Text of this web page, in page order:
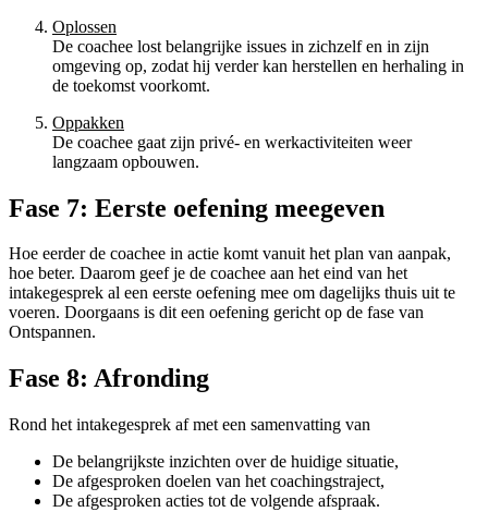
Oplossen
De coachee lost belangrijke issues in zichzelf en in zijn
omgeving op, zodat hij verder kan herstellen en herhaling in
de toekomst voorkomt.
Oppakken
De coachee gaat zijn privé- en werkactiviteiten weer
langzaam opbouwen.
Fase 7: Eerste oefening meegeven
Hoe eerder de coachee in actie komt vanuit het plan van aanpak,
hoe beter. Daarom geef je de coachee aan het eind van het
intakegesprek al een eerste oefening mee om dagelijks thuis uit te
voeren. Doorgaans is dit een oefening gericht op de fase van
Ontspannen.
Fase 8: Afronding
Rond het intakegesprek af met een samenvatting van
De belangrijkste inzichten over de huidige situatie,
De afgesproken doelen van het coachingstraject,
De afgesproken acties tot de volgende afspraak.